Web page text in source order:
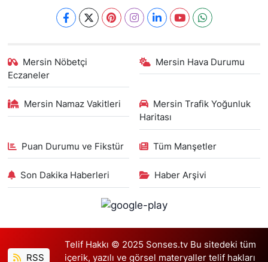
Mersin Nöbetçi
Eczaneler
Mersin Hava Durumu
Mersin Namaz Vakitleri
Mersin Trafik Yoğunluk
Haritası
Puan Durumu ve Fikstür Tüm Manşetler
Son Dakika Haberleri Haber Arşivi
RSS
Telif Hakkı © 2025 Sonses.tv Bu sitedeki tüm
içerik, yazılı ve görsel materyaller telif hakları